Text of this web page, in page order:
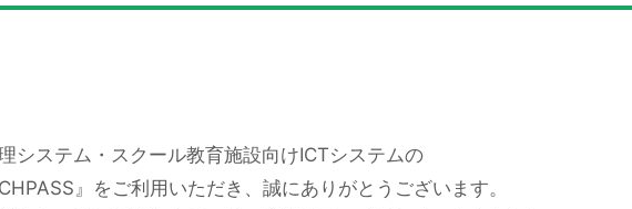
システム・スクール教育施設向けICTシステムの
』をご利用いただき、誠にありがとうございます。